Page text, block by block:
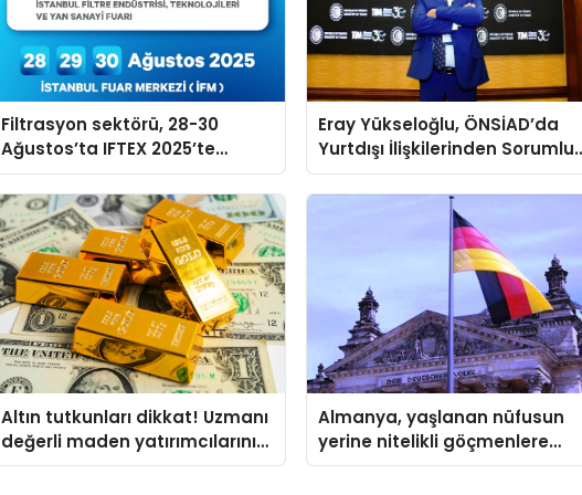
Filtrasyon sektörü, 28-30
Ağustos’ta IFTEX 2025’te
buluşacak
Eray Yükseloğlu, ÖNSİAD’da
Yurtdışı İlişkilerinden Sorumlu
Genel Başkan Yardımcısı
Altın tutkunları dikkat! Uzmanı
değerli maden yatırımcılarını
uyardı!
Almanya, yaşlanan nüfusun
yerine nitelikli göçmenlere
kapılarını açıyor